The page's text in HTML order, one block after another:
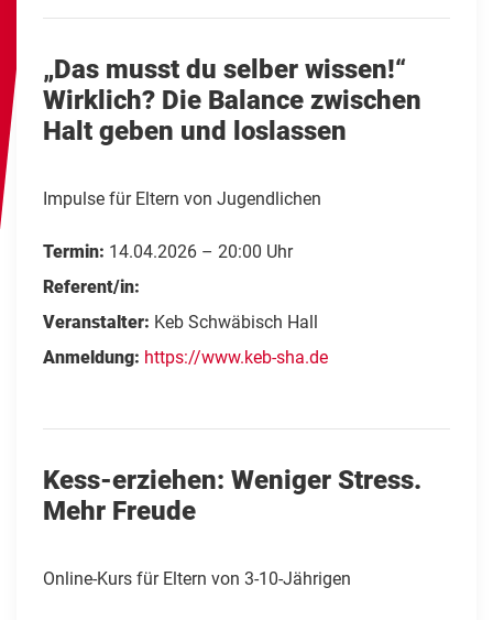
„Das musst du selber wissen!“
Wirklich? Die Balance zwischen
Halt geben und loslassen
Impulse für Eltern von Jugendlichen
Termin: 14.04.2026 – 20:00 Uhr
Referent/in:
Veranstalter: Keb Schwäbisch Hall
Anmeldung: https://www.keb-sha.de
Kess-erziehen: Weniger Stress.
Mehr Freude
Online-Kurs für Eltern von 3-10-Jährigen